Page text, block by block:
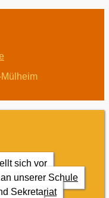
sich vor
unserer Schule
Sekretariat